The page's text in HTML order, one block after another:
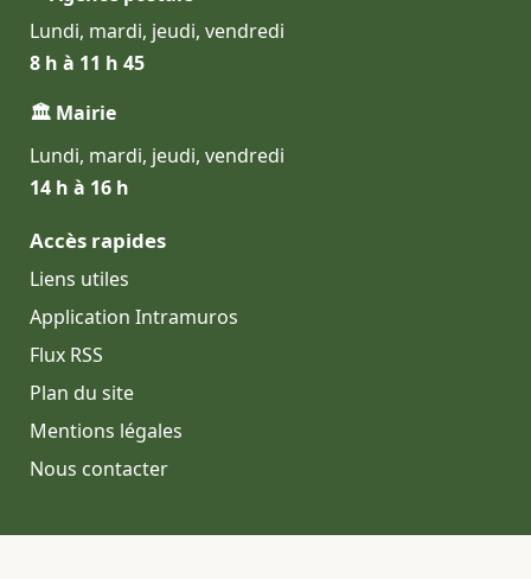
Lundi, mardi, jeudi, vendredi
8 h à 11 h 45
🏛 Mairie
Lundi, mardi, jeudi, vendredi
14 h à 16 h
Accès rapides
Liens utiles
Application Intramuros
Flux RSS
Plan du site
Mentions légales
Nous contacter